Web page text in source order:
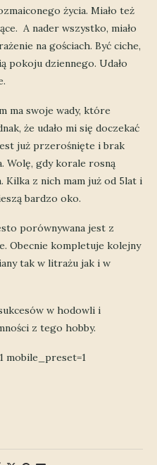
życia. Miało też
A nader wszystko, miało
na gościach. Być ciche,
pokoju dziennego. Udało
ma swoje wady, które
że udało mi się doczekać
już przerośnięte i brak
Wolę, gdy korale rosną
z nich mam już od 5lat i
bardzo oko.
porównywana jest z
Obecnie kompletuje kolejny
tak w litrażu jak i w
w hodowli i
z tego hobby.
mobile_preset=1